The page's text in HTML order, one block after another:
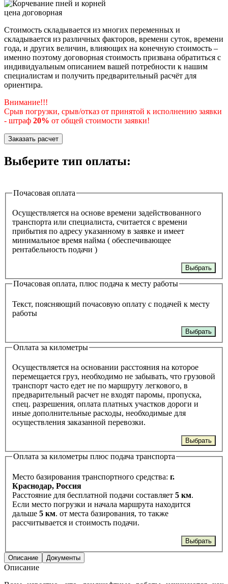
цена договорная
Стоимость складывается из многих переменных и
складывается из различных факторов, времени суток, времени
года, и других величин, влияющих на конечную стоимость –
именно поэтому договорная стоимость призвана обратиться с
индивидуальным описанием вашей потребности к нашим
специалистам и получить предварительный расчёт для
ориентира.
Внимание!!!
Срыв погрузки, срыв/отказ от принятой к исполнению заявки
- штраф 20% от общей стоимости заявки!
Заказать расчет
Выберите тип оплаты:
Почасовая оплата
Осуществляется на основе времени задействованного
транспорта или специалиста, считается с времени
прибытия по адресу указанному в заявке и имеет
минимальное время найма ( обеспечивающее
рентабельность подачи )
Выбрать
Почасовая оплата, плюс подача к месту работы
Текст, поясняющий почасовую оплату с подачей к месту
работы
Выбрать
Оплата за километры
Осуществляется на основании расстояния на которое
перемещается груз, необходимо не забывать, что грузовой
транспорт часто едет не по маршруту легкового, в
предварительный расчет не входят паромы, пропуска,
спец. разрешения, оплата платных участков дороги и
иные дополнительные расходы, необходимые для
осуществления заказанной перевозки.
Выбрать
Оплата за километры плюс подача транспорта
Место базирования транспортного средства: г.
Краснодар, Россия
Расстояние для бесплатной подачи составляет 5 км.
Если место погрузки и начала маршрута находится
дальше 5 км. от места базирования, то также
рассчитывается и стоимость подачи.
Выбрать
Описание Документы
Описание